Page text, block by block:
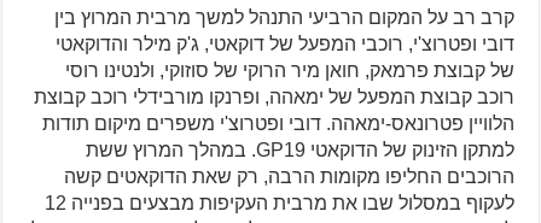
קרב רב על המקום הרביעי התנהל למשך מרבית המרוץ בין
דובי ופטרוצ'י, רוכבי המפעל של דוקאטי, ג'ק מילר והדוקאטי
של קבוצת פרמאק, חואן מיר הרוקי של סוזוקי, ולנטינו רוסי
רוכב קבוצת המפעל של ימאהה, ופרנקו מורבידלי רוכב קבוצת
הלוויין פטרונאס-ימאהה. דובי ופטרוצ'י משפרים מיקום תודות
למתקן הזינוק של הדוקאטי GP19. במהלך המרוץ ששת
הרוכבים החליפו מקומות הרבה, רק שאת הדוקאטים קשה
לעקוף במסלול שבו את מרבית העקיפות מבצעים בפנייה 12